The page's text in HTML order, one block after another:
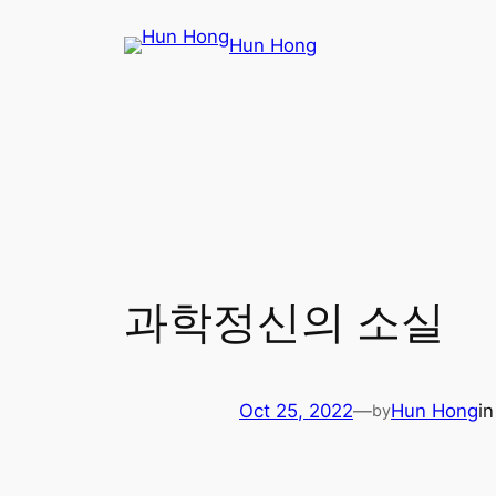
Hun Hong
과학정신의 소실
Oct 25, 2022—byHun Hongin